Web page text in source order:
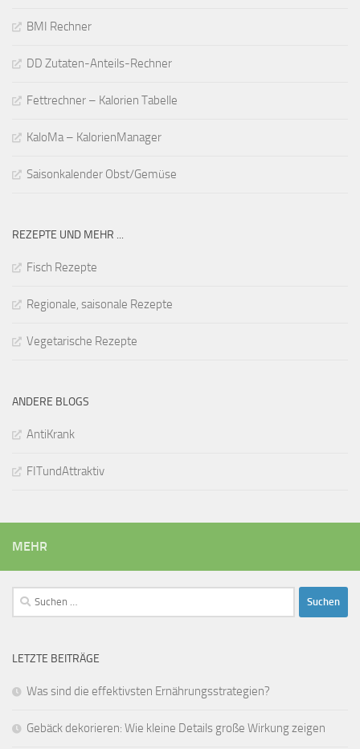
BMI Rechner
DD Zutaten-Anteils-Rechner
Fettrechner – Kalorien Tabelle
KaloMa – KalorienManager
Saisonkalender Obst/Gemüse
REZEPTE UND MEHR ...
Fisch Rezepte
Regionale, saisonale Rezepte
Vegetarische Rezepte
ANDERE BLOGS
AntiKrank
FITundAttraktiv
MEHR
Suchen
nach:
LETZTE BEITRÄGE
Was sind die effektivsten Ernährungsstrategien?
Gebäck dekorieren: Wie kleine Details große Wirkung zeigen